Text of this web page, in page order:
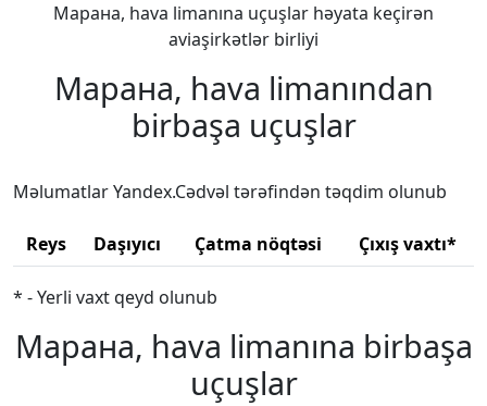
Марана, hava limanına uçuşlar həyata keçirən
aviaşirkətlər birliyi
Марана, hava limanından
birbaşa uçuşlar
Məlumatlar Yandex.Cədvəl tərəfindən təqdim olunub
Reys Daşıyıcı Çatma nöqtəsi Çıxış vaxtı*
* - Yerli vaxt qeyd olunub
Марана, hava limanına birbaşa
uçuşlar